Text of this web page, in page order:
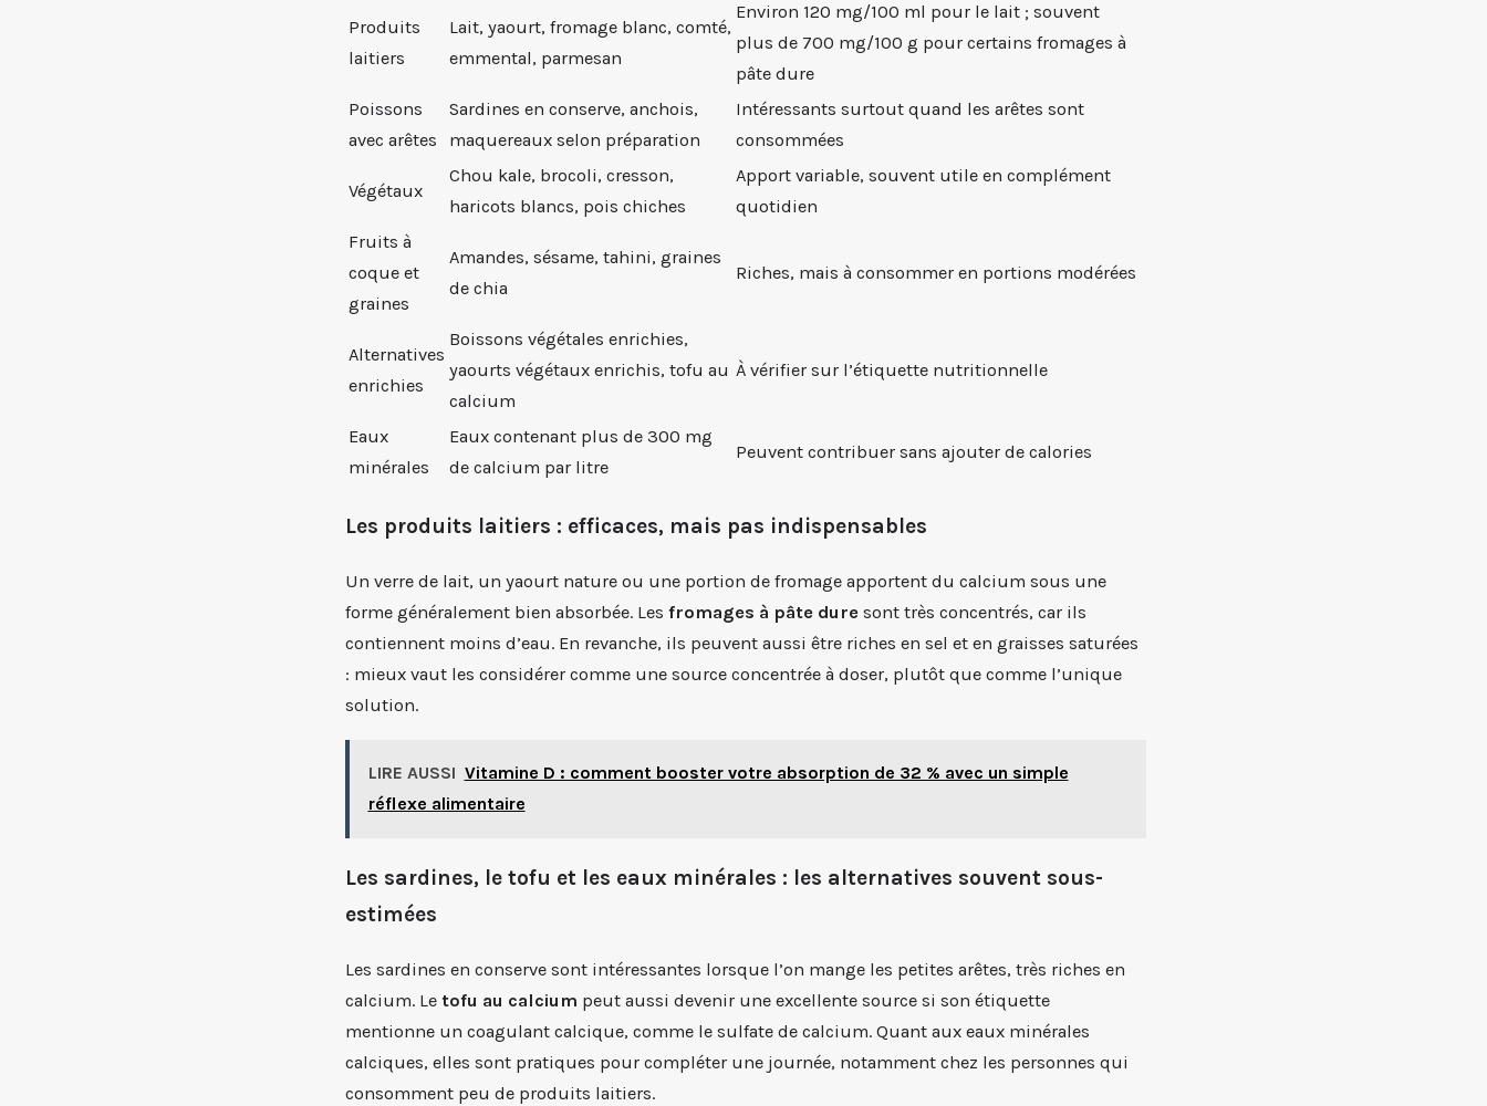
Produits
laitiers
Lait, yaourt, fromage blanc, comté,
emmental, parmesan
Environ 120 mg/100 ml pour le lait ; souvent
plus de 700 mg/100 g pour certains fromages à
pâte dure
Poissons
avec arêtes
Sardines en conserve, anchois,
maquereaux selon préparation
Intéressants surtout quand les arêtes sont
consommées
Végétaux
Chou kale, brocoli, cresson,
haricots blancs, pois chiches
Apport variable, souvent utile en complément
quotidien
Fruits à
coque et
graines
Amandes, sésame, tahini, graines
de chia
Riches, mais à consommer en portions modérées
Alternatives
enrichies
Boissons végétales enrichies,
yaourts végétaux enrichis, tofu au
calcium
À vérifier sur l’étiquette nutritionnelle
Eaux
minérales
Eaux contenant plus de 300 mg
de calcium par litre
Peuvent contribuer sans ajouter de calories
Les produits laitiers : efficaces, mais pas indispensables
Un verre de lait, un yaourt nature ou une portion de fromage apportent du calcium sous une
forme généralement bien absorbée. Les fromages à pâte dure sont très concentrés, car ils
contiennent moins d’eau. En revanche, ils peuvent aussi être riches en sel et en graisses saturées
: mieux vaut les considérer comme une source concentrée à doser, plutôt que comme l’unique
solution.
LIRE AUSSI Vitamine D : comment booster votre absorption de 32 % avec un simple
réflexe alimentaire
Les sardines, le tofu et les eaux minérales : les alternatives souvent sous-
estimées
Les sardines en conserve sont intéressantes lorsque l’on mange les petites arêtes, très riches en
calcium. Le tofu au calcium peut aussi devenir une excellente source si son étiquette
mentionne un coagulant calcique, comme le sulfate de calcium. Quant aux eaux minérales
calciques, elles sont pratiques pour compléter une journée, notamment chez les personnes qui
consomment peu de produits laitiers.